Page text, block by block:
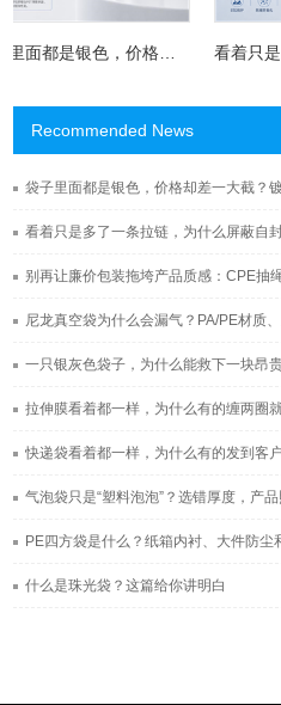
袋子里面都是银色，价格却差一大截？镀铝膜袋真正的秘密藏在这层“金属皮肤”里
Recommended News
快递袋看着都一样，为什么有的发到客
气泡袋只是“塑料泡泡”？选错厚度，产
什么是珠光袋？这篇给你讲明白